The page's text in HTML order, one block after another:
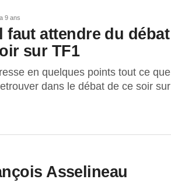
9 ans
faut attendre du débat
sur TF1
en quelques points tout ce que
dans le débat de ce soir sur
Asselineau